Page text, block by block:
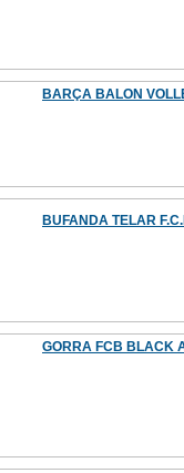
BARÇA BALON
BUFANDA TELAR
GORRA FCB BLACK